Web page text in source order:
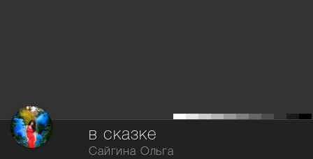
в сказке
Сайгина Ольга